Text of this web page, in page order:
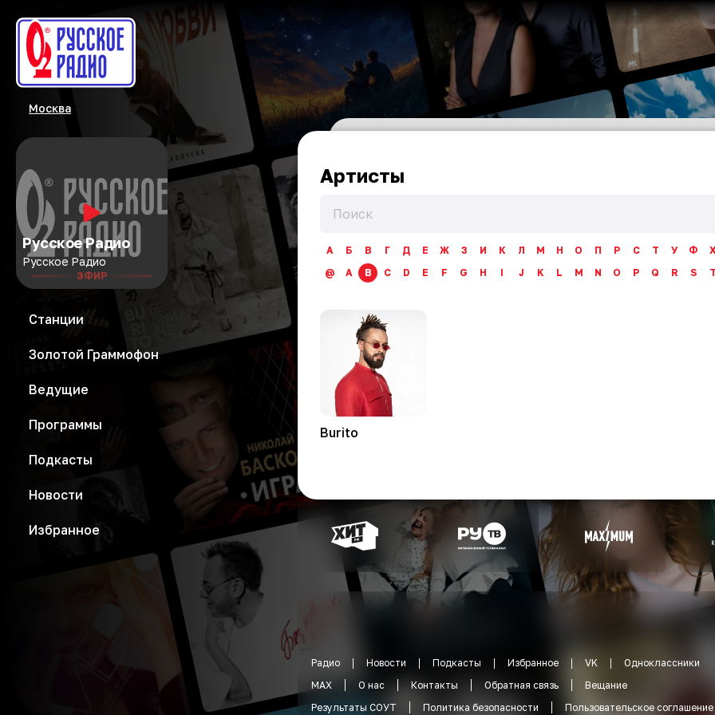
Москва
Русское Радио
Русское Радио
ЭФИР
Станции
Золотой Граммофон
Ведущие
Программы
Подкасты
Новости
Избранное
Артисты
А Б В Г Д Е Ж З И К Л М Н О П Р С Т У Ф
@
A B C D E F G H I J K L M N O P Q R S
Burito
Радио Новости Подкасты Избранное VK
Одноклассники
MAX
О нас Контакты Обратная связь
Вещание
Результаты СОУТ
Политика безопасности Пользовательское соглашение